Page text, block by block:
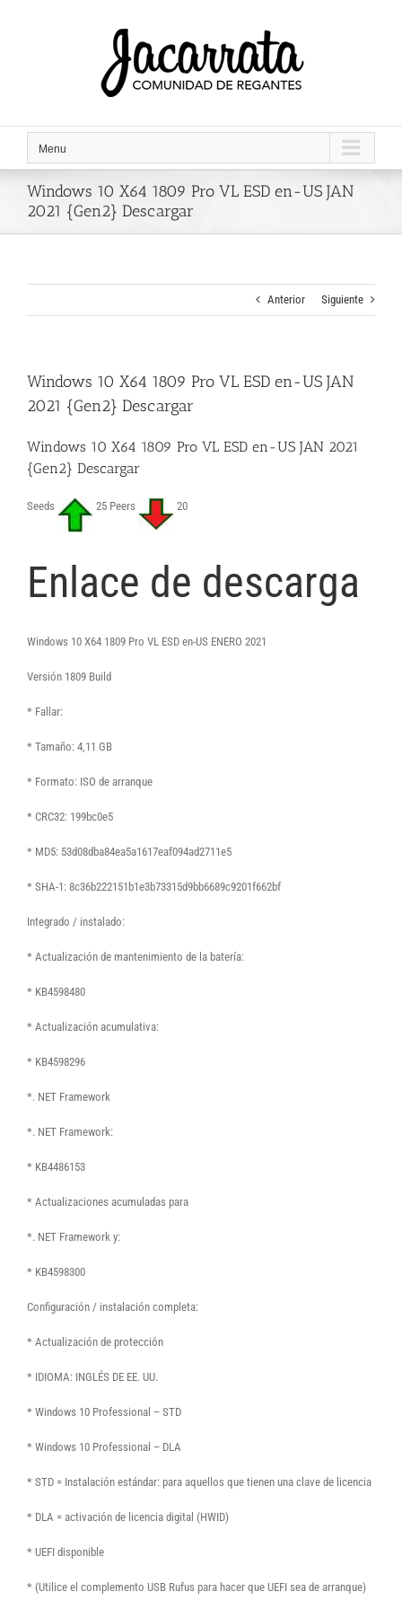
Menu
Windows 10 X64 1809 Pro VL ESD en-US JAN
2021 {Gen2} Descargar
Anterior Siguiente
Windows 10 X64 1809 Pro VL ESD en-US JAN
2021 {Gen2} Descargar
Windows 10 X64 1809 Pro VL ESD en-US JAN 2021
{Gen2} Descargar
Seeds 25 Peers 20
Enlace de descarga
Windows 10 X64 1809 Pro VL ESD en-US ENERO 2021
Versión 1809 Build
* Fallar:
* Tamaño: 4,11 GB
* Formato: ISO de arranque
* CRC32: 199bc0e5
* MD5: 53d08dba84ea5a1617eaf094ad2711e5
* SHA-1: 8c36b222151b1e3b73315d9bb6689c9201f662bf
Integrado / instalado:
* Actualización de mantenimiento de la batería:
* KB4598480
* Actualización acumulativa:
* KB4598296
*. NET Framework
*. NET Framework:
* KB4486153
* Actualizaciones acumuladas para
*. NET Framework y:
* KB4598300
Configuración / instalación completa:
* Actualización de protección
* IDIOMA: INGLÉS DE EE. UU.
* Windows 10 Professional – STD
* Windows 10 Professional – DLA
* STD = Instalación estándar: para aquellos que tienen una clave de licencia
* DLA = activación de licencia digital (HWID)
* UEFI disponible
* (Utilice el complemento USB Rufus para hacer que UEFI sea de arranque)